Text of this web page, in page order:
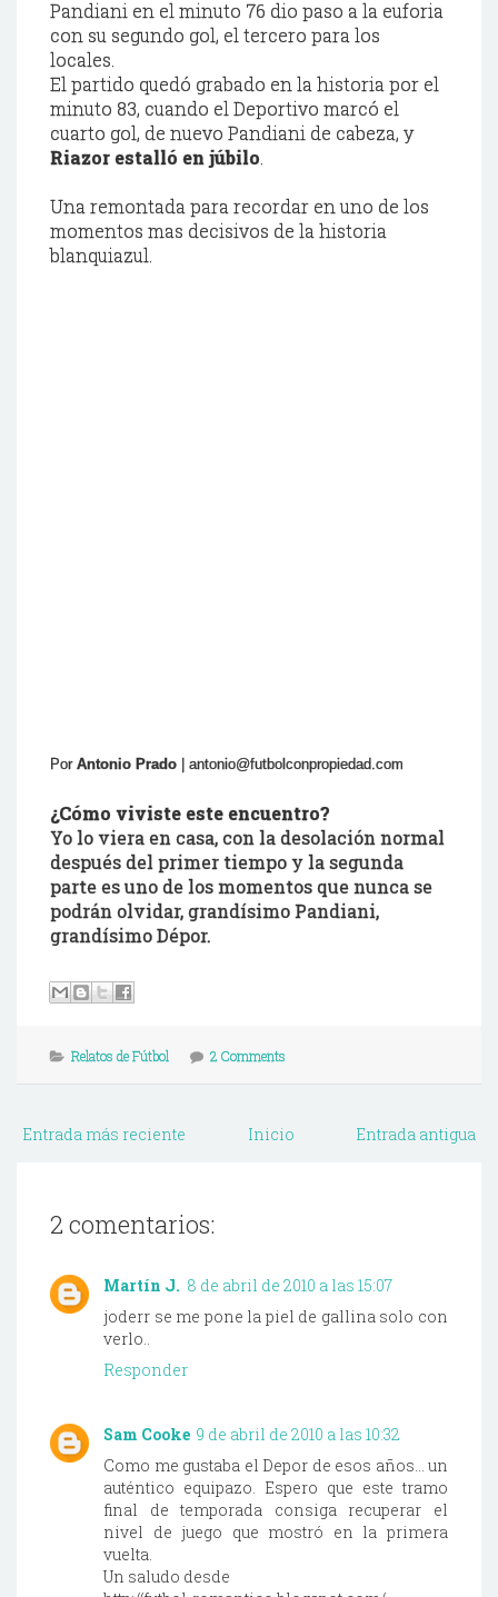
Pandiani en el minuto 76 dio paso a la euforia
con su segundo gol, el tercero para los
locales.
El partido quedó grabado en la historia por el
minuto 83, cuando el Deportivo marcó el
cuarto gol, de nuevo Pandiani de cabeza, y
Riazor estalló en júbilo.
Una remontada para recordar en uno de los
momentos mas decisivos de la historia
blanquiazul.
Por Antonio Prado | antonio@futbolconpropiedad.com
¿Cómo viviste este encuentro?
Yo lo viera en casa, con la desolación normal
después del primer tiempo y la segunda
parte es uno de los momentos que nunca se
podrán olvidar, grandísimo Pandiani,
grandísimo Dépor.
Relatos de Fútbol 2 Comments
Entrada más reciente Entrada antigua
Inicio
2 comentarios:
Martín J. 8 de abril de 2010 a las 15:07
joderr se me pone la piel de gallina solo con
verlo..
Responder
Sam Cooke 9 de abril de 2010 a las 10:32
Como me gustaba el Depor de esos años... un
auténtico equipazo. Espero que este tramo
final de temporada consiga recuperar el
nivel de juego que mostró en la primera
vuelta.
Un saludo desde